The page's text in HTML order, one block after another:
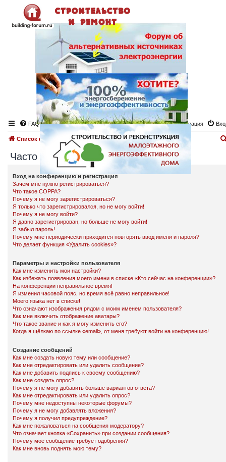
FAQ Регистрация
Список форумов Часто задаваемые вопросы
Часто задаваемые вопросы
Вход на конференцию и регистрация
Зачем мне нужно регистрироваться?
Что такое COPPA?
Почему я не могу зарегистрироваться?
Я только что зарегистрировался, но не могу войти!
Почему я не могу войти?
Я давно зарегистрирован, но больше не могу войти!
Я забыл пароль!
Почему мне периодически приходится повторять ввод имени и пароля?
Что делает функция «Удалить cookies»?
Параметры и настройки пользователя
Как мне изменить мои настройки?
Как избежать появления моего имени в списке «Кто сейчас на конференции»?
На конференции неправильное время!
Я изменил часовой пояс, но время всё равно неправильное!
Моего языка нет в списке!
Что означают изображения рядом с моим именем пользователя?
Как мне включить отображение аватары?
Что такое звание и как я могу изменить его?
Когда я щёлкаю по ссылке «email», от меня требуют войти на конференцию!
Создание сообщений
Как мне создать новую тему или сообщение?
Как мне отредактировать или удалить сообщение?
Как мне добавить подпись к своему сообщению?
Как мне создать опрос?
Почему я не могу добавить больше вариантов ответа?
Как мне отредактировать или удалить опрос?
Почему мне недоступны некоторые форумы?
Почему я не могу добавлять вложения?
Почему я получил предупреждение?
Как мне пожаловаться на сообщения модератору?
Что означает кнопка «Сохранить» при создании сообщения?
Почему моё сообщение требует одобрения?
Как мне вновь поднять мою тему?